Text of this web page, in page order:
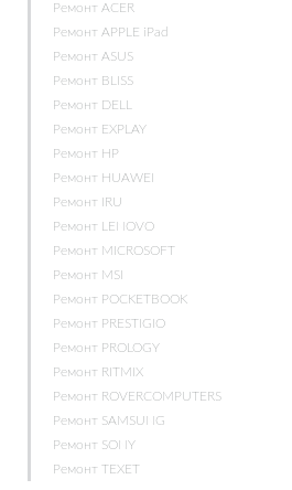
Ремонт ACER
Ремонт APPLE iPad
Ремонт ASUS
Ремонт BLISS
Ремонт DELL
Ремонт EXPLAY
Ремонт HP
Ремонт HUAWEI
Ремонт IRU
Ремонт LENOVO
Ремонт MICROSOFT
Ремонт MSI
Ремонт POCKETBOOK
Ремонт PRESTIGIO
Ремонт PROLOGY
Ремонт RITMIX
Ремонт ROVERCOMPUTERS
Ремонт SAMSUNG
Ремонт SONY
Ремонт TEXET